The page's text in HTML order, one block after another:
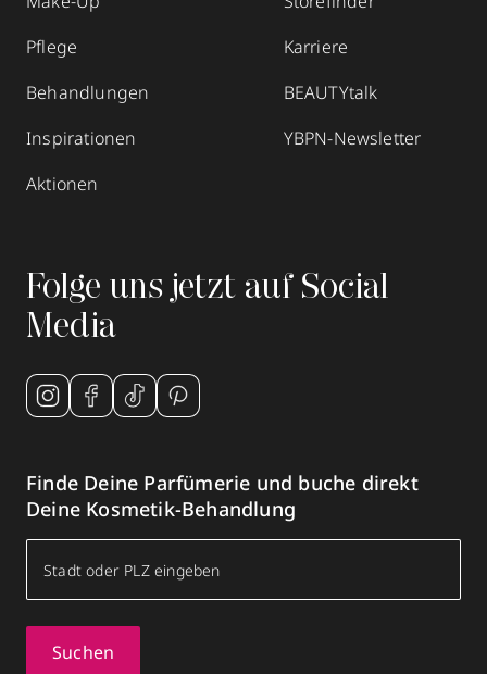
Pflege
Behandlungen
Inspirationen
Aktionen
Karriere
BEAUTYtalk
YBPN-Newsletter
Folge uns jetzt auf Social
Media
Finde Deine Parfümerie und buche direkt
Deine Kosmetik-Behandlung
Suchen